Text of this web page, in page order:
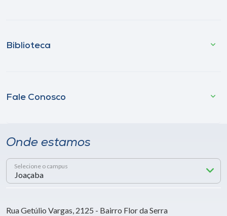
Biblioteca
Fale Conosco
Onde estamos
Selecione o campus
Rua Getúlio Vargas, 2125 - Bairro Flor da Serra